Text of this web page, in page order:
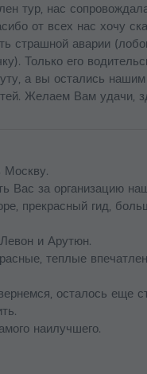
тур, нас
от всех нас хочу
страшной аварии
Только его
а вы остались
Желаем Вам удачи,
Вас за организацию
прекрасный гид,
и Арутюн.
теплые
осталось еще
наилучшего.